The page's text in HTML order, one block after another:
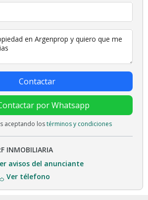
Contactar
por Whatsapp
aceptando lostérminos y condiciones
INMOBILIARIA
avisos del anunciante
Ver télefono